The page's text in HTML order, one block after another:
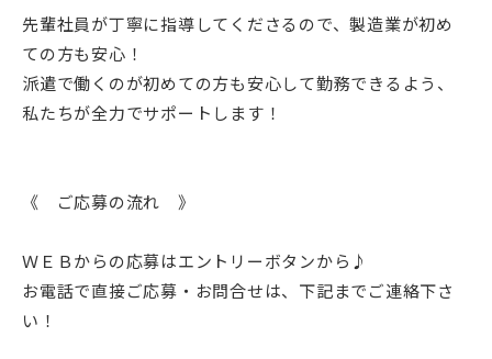
先輩社員が丁寧に指導してくださるので、製造業が初め
ての方も安心！
派遣で働くのが初めての方も安心して勤務できるよう、
私たちが全力でサポートします！
《 ご応募の流れ 》
ＷＥＢからの応募はエントリーボタンから♪
お電話で直接ご応募・お問合せは、下記までご連絡下さ
い！